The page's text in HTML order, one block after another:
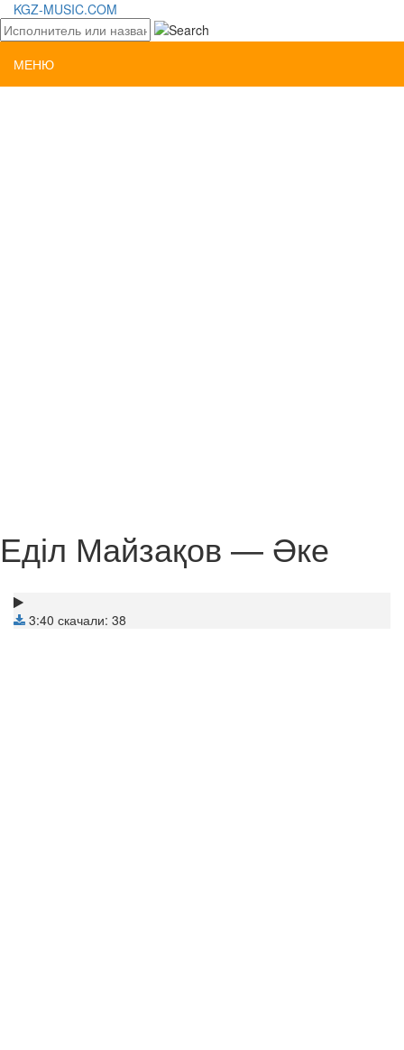
KGZ-MUSIC.COM
МЕНЮ
Еділ Майзақов — Әке
3:40 скачали: 38